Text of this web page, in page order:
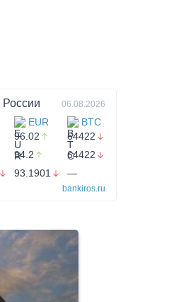
России 06.08.2026
EUR BTC
96.02 64422
94.2 64422
93.1901 —
bankiros.ru